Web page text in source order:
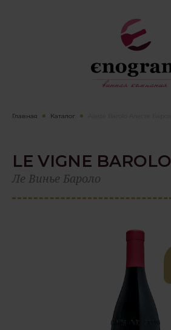
Главная Каталог
LE VIGNE BAROLO
Ле Винье Бароло